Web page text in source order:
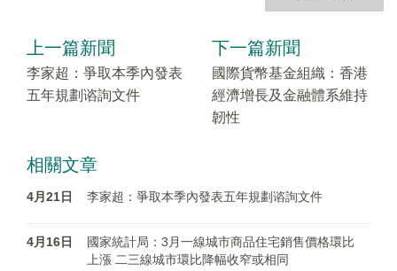
上一篇新聞
李家超：爭取本季內發表
五年規劃谘詢文件
下一篇新聞
國際貨幣基金組織：香港
經濟增長及金融體系維持
韌性
相關文章
4月21日 李家超：爭取本季內發表五年規劃谘詢文件
4月16日
國家統計局：3月一線城市商品住宅銷售價格環比
上漲 二三線城市環比降幅收窄或相同